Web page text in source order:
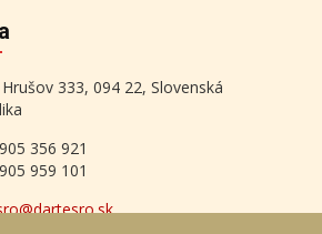
333, 094 22, Slovenská
356 921
959 101